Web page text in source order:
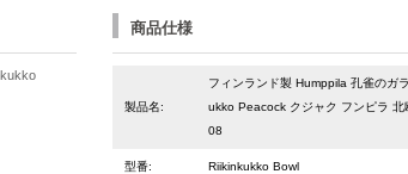
商品仕様
製品名:
フィンランド製 Humppila 孔雀のガ
ukko Peacock クジャク フンピラ
08
型番: Riikinkukko Bowl